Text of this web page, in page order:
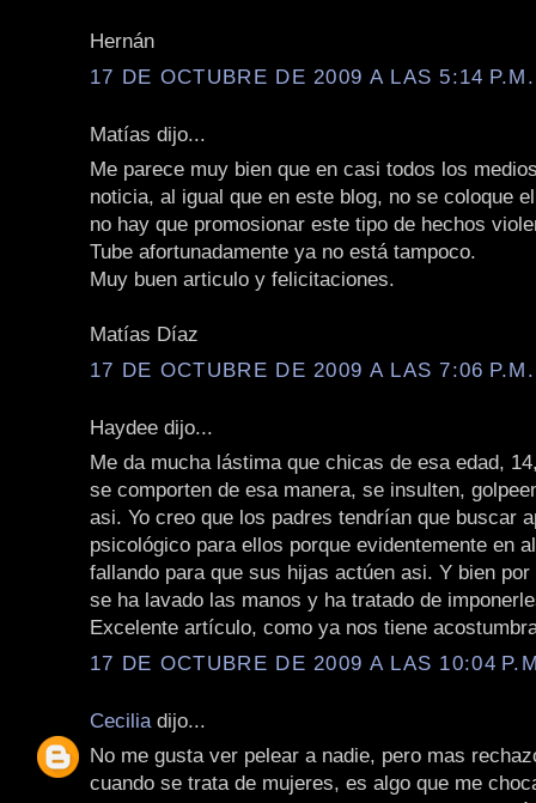
Hernán
17 DE OCTUBRE DE 2009 A LAS 5:14 P.M.
Matías dijo...
Me parece muy bien que en casi todos los
noticia, al igual que en este blog, no se coloque
no hay que promosionar este tipo de hechos
Tube afortunadamente ya no está tampoco.
Muy buen articulo y felicitaciones.
Matías Díaz
17 DE OCTUBRE DE 2009 A LAS 7:06 P.M.
Haydee dijo...
Me da mucha lástima que chicas de esa edad,
se comporten de esa manera, se insulten,
asi. Yo creo que los padres tendrían que buscar
psicológico para ellos porque evidentemente en
fallando para que sus hijas actúen asi. Y bien
se ha lavado las manos y ha tratado de
Excelente artículo, como ya nos tiene
17 DE OCTUBRE DE 2009 A LAS 10:04
Cecilia dijo...
No me gusta ver pelear a nadie, pero mas
cuando se trata de mujeres, es algo que me